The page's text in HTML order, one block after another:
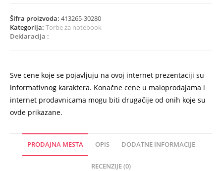
Šifra proizvoda: 413265-30280
Kategorija: Torbe za notebook
Deklaracija :
Sve cene koje se pojavljuju na ovoj internet prezentaciji su
informativnog karaktera. Konačne cene u maloprodajama i
internet prodavnicama mogu biti drugačije od onih koje su
ovde prikazane.
PRODAJNA MESTA OPIS DODATNE INFORMACIJE
RECENZIJE (0)